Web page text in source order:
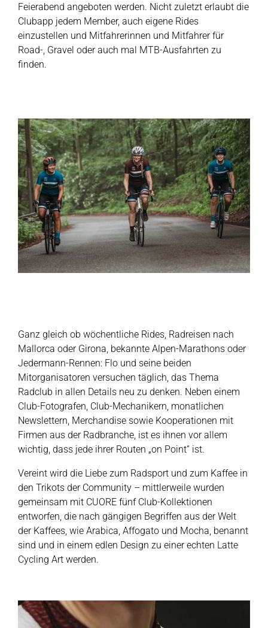
Feierabend angeboten werden. Nicht zuletzt erlaubt die
Clubapp jedem Member, auch eigene Rides
einzustellen und Mitfahrerinnen und Mitfahrer für
Road-, Gravel oder auch mal MTB-Ausfahrten zu
finden.
Ganz gleich ob wöchentliche Rides, Radreisen nach
Mallorca oder Girona, bekannte Alpen-Marathons oder
Jedermann-Rennen: Flo und seine beiden
Mitorganisatoren versuchen täglich, das Thema
Radclub in allen Details neu zu denken. Neben einem
Club-Fotografen, Club-Mechanikern, monatlichen
Newslettern, Merchandise sowie Kooperationen mit
Firmen aus der Radbranche, ist es ihnen vor allem
wichtig, dass jede ihrer Routen „on Point“ ist.
Vereint wird die Liebe zum Radsport und zum Kaffee in
den Trikots der Community – mittlerweile wurden
gemeinsam mit CUORE fünf Club-Kollektionen
entworfen, die nach gängigen Begriffen aus der Welt
der Kaffees, wie Arabica, Affogato und Mocha, benannt
sind und in einem edlen Design zu einer echten Latte
Cycling Art werden.